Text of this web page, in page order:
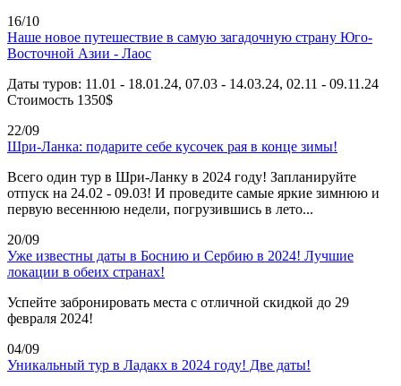
16/10
Наше новое путешествие в самую загадочную страну Юго-
Восточной Азии - Лаос
Даты туров: 11.01 - 18.01.24, 07.03 - 14.03.24, 02.11 - 09.11.24
Стоимость 1350$
22/09
Шри-Ланка: подарите себе кусочек рая в конце зимы!
Всего один тур в Шри-Ланку в 2024 году! Запланируйте
отпуск на 24.02 - 09.03! И проведите самые яркие зимнюю и
первую весеннюю недели, погрузившись в лето...
20/09
Уже известны даты в Боснию и Сербию в 2024! Лучшие
локации в обеих странах!
Успейте забронировать места с отличной скидкой до 29
февраля 2024!
04/09
Уникальный тур в Ладакх в 2024 году! Две даты!